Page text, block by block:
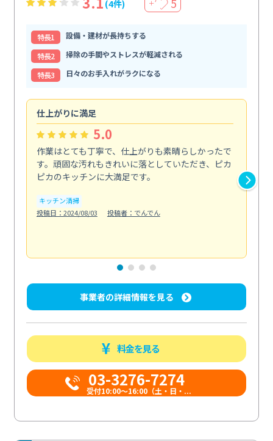
(4件) ＋ 5
特⻑1
設備・建材が長持ちする
特⻑2
掃除の手間やストレスが軽減される
特⻑3
日々のお手入れがラクになる
仕上がりに満足
5.0
作業はとても丁寧で、仕上がりも素晴らしかったで
す。頑固な汚れもきれいに落としていただき、ピカ
ピカのキッチンに大満足です。
キッチン清掃
投稿日：2024/08/03
投稿者：でんでん
事業者の詳細情報を見る
料金を見る
03-3276-7274
受付10:00〜16:00（土・日・...